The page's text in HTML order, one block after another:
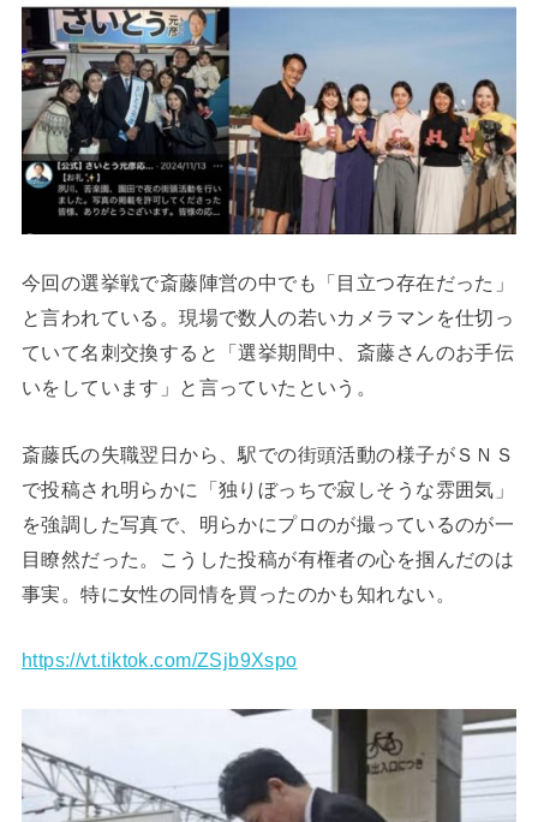
今回の選挙戦で斎藤陣営の中でも「目立つ存在だった」
と言われている。現場で数人の若いカメラマンを仕切っ
ていて名刺交換すると「選挙期間中、斎藤さんのお手伝
いをしています」と言っていたという。
斎藤氏の失職翌日から、駅での街頭活動の様子がＳＮＳ
で投稿され明らかに「独りぼっちで寂しそうな雰囲気」
を強調した写真で、明らかにプロのが撮っているのが一
目瞭然だった。こうした投稿が有権者の心を掴んだのは
事実。特に女性の同情を買ったのかも知れない。
https://vt.tiktok.com/ZSjb9Xspo